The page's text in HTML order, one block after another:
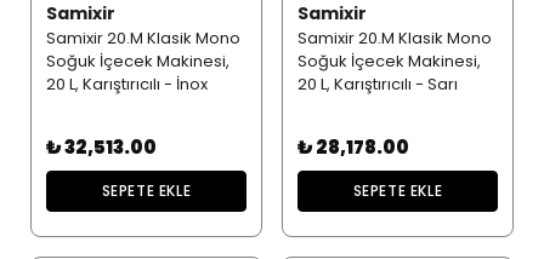
Samixir
Samixir 20.M Klasik Mono
Soğuk İçecek Makinesi,
20 L, Karıştırıcılı - İnox
₺ 32,513.00
SEPETE EKLE
Samixir
Samixir 20.M Klasik Mono
Soğuk İçecek Makinesi,
20 L, Karıştırıcılı - Sarı
₺ 28,178.00
SEPETE EKLE